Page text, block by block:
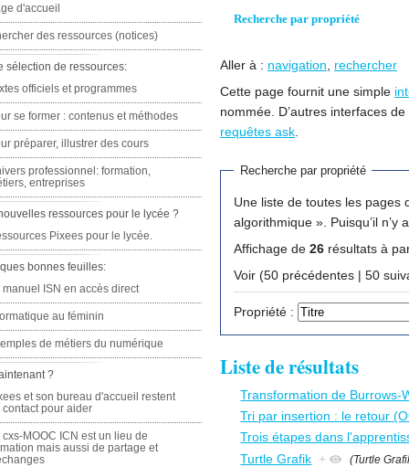
Recherche par propriété
Aller à : navigation
rechercher
Cette page fournit une simple
nommée. D’autres interfaces
requêtes ask
Recherche par propriété
Une liste de toutes les pages
algorithmique
Affichage de 26 résultats à
Voir (50
Propriété :
Liste de résultats
Transformation de Burrows-
Tri par insertion : le retour
Trois étapes dans
Turtle Grafik + (Turtle
d'accueil
des ressources (notices)
sélection de ressources:
officiels et programmes
se former : contenus et méthodes
préparer, illustrer des cours
professionnel: formation,
entreprises
ressources pour le lycée ?
Pixees pour le lycée.
bonnes feuilles:
manuel ISN en accès direct
au féminin
de métiers du numérique
?
et son bureau d'accueil restent
contact pour aider
cxs-MOOC ICN est un lieu de
mais aussi de partage et